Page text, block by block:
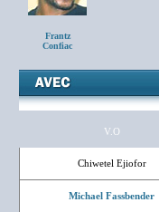
Frantz
Confiac
V.O
Chiwetel Ejiofor
Michael Fassbender